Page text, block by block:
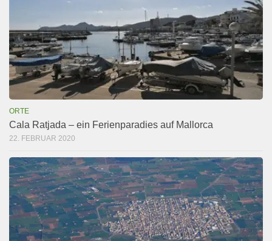
ORTE
Cala Ratjada – ein Ferienparadies auf Mallorca
22. FEBRUAR 2020